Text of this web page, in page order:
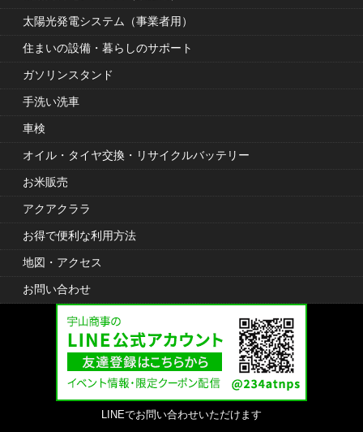
太陽光発電システム（事業者用）
住まいの設備・暮らしのサポート
ガソリンスタンド
手洗い洗車
車検
オイル・タイヤ交換・リサイクルバッテリー
お米販売
アクアクララ
お得で便利な利用方法
地図・アクセス
お問い合わせ
LINEでお問い合わせいただけます